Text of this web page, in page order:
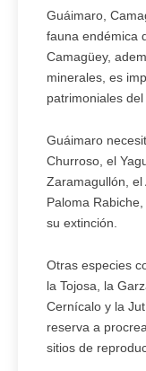
Guáimaro,
fauna endémica
Camagüey,
minerales, es
patrimoniales
Guáimaro
Churroso, el
Zaramagullón, el
Paloma
su extinción.
Otras especies
la Tojosa, la
Cernícalo y la
reserva a
sitios de